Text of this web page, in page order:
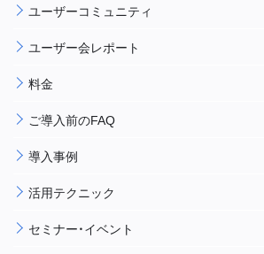
ユーザーコミュニティ
ユーザー会レポート
料金
ご導入前のFAQ
導入事例
活用テクニック
セミナー・イベント